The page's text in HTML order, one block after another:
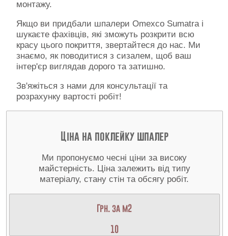
монтажу.
Якщо ви придбали шпалери Omexco Sumatra і
шукаєте фахівців, які зможуть розкрити всю
красу цього покриття, звертайтеся до нас. Ми
знаємо, як поводитися з сизалем, щоб ваш
інтер'єр виглядав дорого та затишно.
Зв'яжіться з нами для консультації та
розрахунку вартості робіт!
Ціна на поклейку шпалер
Ми пропонуємо чесні ціни за високу
майстерність. Ціна залежить від типу
матеріалу, стану стін та обсягу робіт.
Грн. за м2
10